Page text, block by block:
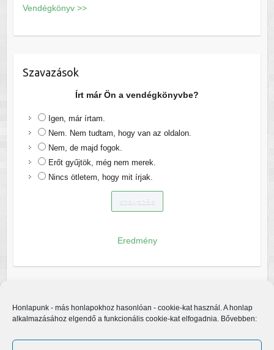
Honlapunk - más honlapokhoz hasonlóan - cookie-kat használ. A honlap
alkalmazásához elgendő a funkcionális cookie-kat elfogadnia. Bővebben:
Vendégkönyv >>
Szavazások
Írt már Ön a vendégkönyvbe?
Igen, már írtam.
Nem. Nem tudtam, hogy van az oldalon.
Nem, de majd fogok.
Erőt gyűjtök, még nem merek.
Nincs ötletem, hogy mit írjak.
Eredmény